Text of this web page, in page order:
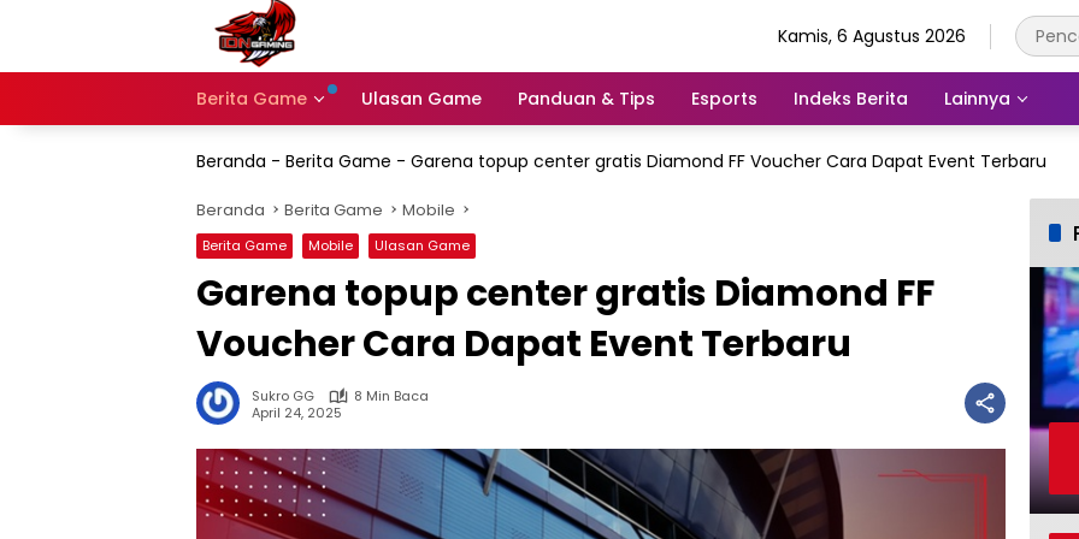
Kamis, 6 Agustus 2026
Berita Game Ulasan Game Panduan & Tips Esports Indeks Berita Lainnya
Beranda - Berita Game - Garena topup center gratis Diamond FF Voucher Cara Dapat Event Terbaru
Beranda Berita Game Mobile
Berita Game Mobile Ulasan Game
Garena topup center gratis Diamond FF
Voucher Cara Dapat Event Terbaru
Sukro GG
8 Min Baca
April 24, 2025